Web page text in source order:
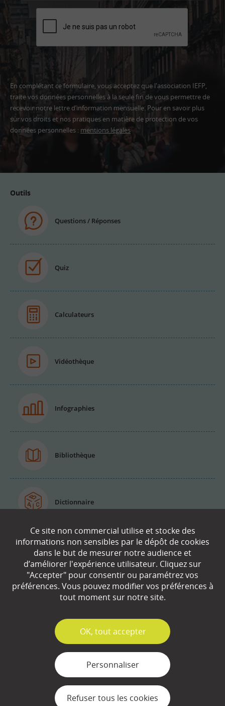
En complétant ce formulaire, vous acceptez que l'association IEFP,
traite vos données personnelles à la seule fin de vous permettre de
recevoir notre lettre d’information mensuelle. Pour en savoir plus
sur vos droits et nos pratiques en matière de protection de vos
données personnelles : mentions légales
Adresse
Outils
Questions / Réponses
Quiz
Calculateurs
Vidéothèque
Infographies
Bibliothèque
Dictionnaire
À propos
Le site lafinancepourtous.com est édité par
l’Institut pour l’Education Financière du Public
(IEFP), association d’intérêt général, éligible au
l’Education Nationale. L’IEFP a été créé pour
aider chacun à acquérir les bases de
connaissances nécessaires pour :
Se sentir plus à l’aise avec les questions
financières.
Comprendre les enjeux économiques du
Ce site non commercial utilise et stocke des
informations non sensibles par le dépôt de cookies
dans le but de mesurer notre audience et
d’améliorer l'expérience utilisateur. Cliquez sur
"Accepter" pour consentir ou paramétrez vos
préférences. Vous pouvez modifier vos préférences à
tout moment sur notre site.
✓
OK, tout accepter
Personnaliser
Refuser tous les cookies